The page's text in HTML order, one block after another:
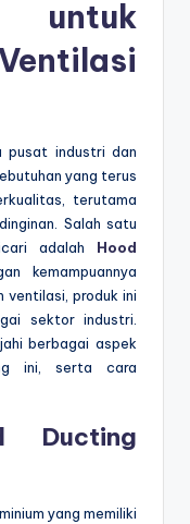
pusat industri dan
yang terus
terutama
Salah satu
adalah Hood
kemampuannya
ventilasi, produk ini
sektor industri.
berbagai aspek
ini, serta cara
Ducting
yang memiliki